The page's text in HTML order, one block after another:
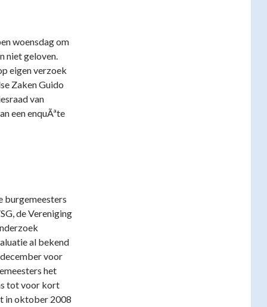
woensdag om
niet geloven.
eigen verzoek
Zaken Guido
van
een enquÃªte
burgemeesters
de Vereniging
al bekend
voor
het
tot voor kort
in oktober 2008